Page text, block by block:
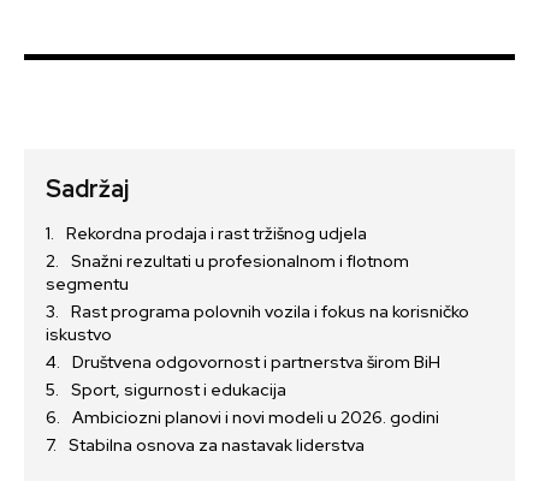
Sadržaj
Rekordna prodaja i rast tržišnog udjela
Snažni rezultati u profesionalnom i flotnom
segmentu
Rast programa polovnih vozila i fokus na korisničko
iskustvo
Društvena odgovornost i partnerstva širom BiH
Sport, sigurnost i edukacija
Ambiciozni planovi i novi modeli u 2026. godini
Stabilna osnova za nastavak liderstva